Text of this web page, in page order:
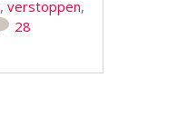
,verstoppen,
28